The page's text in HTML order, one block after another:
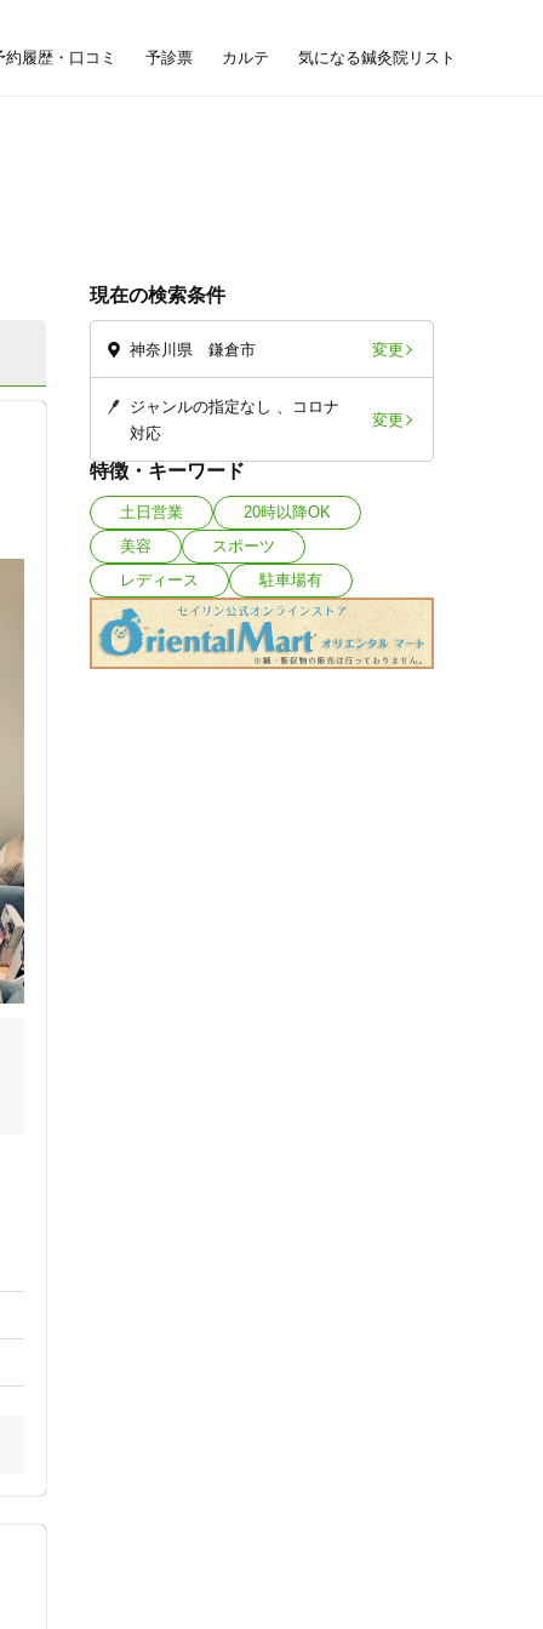
約履歴・口コミ 予診票 カルテ 気になる鍼灸院リスト
現在の検索条件
神奈川県 鎌倉市 変更
ジャンルの指定なし
コロナ
対応
変更
特徴・キーワード
土日営業
20時以降OK
美容
スポーツ
レディース
駐車場有